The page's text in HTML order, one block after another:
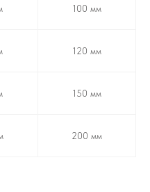
100 мм
120 мм
150 мм
200 мм